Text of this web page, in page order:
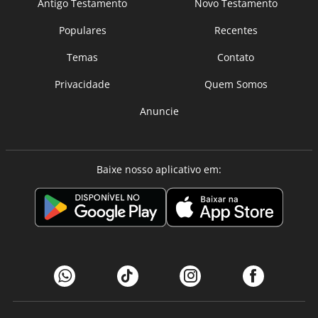
Antigo Testamento
Novo Testamento
Populares
Recentes
Temas
Contato
Privacidade
Quem Somos
Anuncie
Baixe nosso aplicativo em: